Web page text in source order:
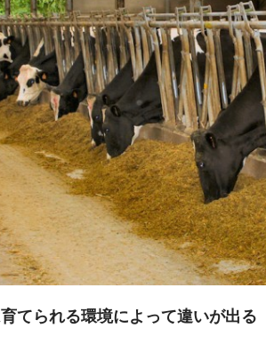
てられる環境によって違いが出る